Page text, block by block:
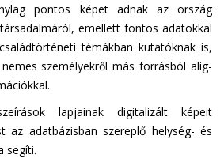
pontos képet adnak az ország
emellett fontos adatokkal
témákban kutatóknak is,
személyekről más forrásból alig-
lapjainak digitalizált képeit
az adatbázisban szereplő helység- és
segíti.